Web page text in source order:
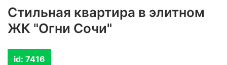
Стильная квартира в элитном
ЖК "Огни Сочи"
id: 7416